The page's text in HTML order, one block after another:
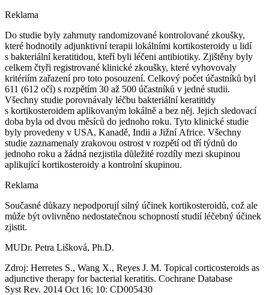
Reklama
Do studie byly zahrnuty randomizované kontrolované zkoušky,
které hodnotily adjunktivní terapii lokálními kortikosteroidy u lidí
s bakteriální keratitidou, kteří byli léčeni antibiotiky. Zjištěny byly
celkem čtyři registrované klinické zkoušky, které vyhovovaly
kritériím zařazení pro toto posouzení. Celkový počet účastníků byl
611 (612 očí) s rozpětím 30 až 500 účastníků v jedné studii.
Všechny studie porovnávaly léčbu bakteriální keratitidy
s kortikosteroidem aplikovaným lokálně a bez něj. Jejich sledovací
doba byla od dvou měsíců do jednoho roku. Tyto klinické studie
byly provedeny v USA, Kanadě, Indii a Jižní Africe. Všechny
studie zaznamenaly zrakovou ostrost v rozpětí od tří týdnů do
jednoho roku a žádná nezjistila důležité rozdíly mezi skupinou
aplikující kortikosteroidy a kontrolní skupinou.
Reklama
Současné důkazy nepodporují silný účinek kortikosteroidů, což ale
může být ovlivněno nedostatečnou schopností studií léčebný účinek
zjistit.
MUDr. Petra Lišková, Ph.D.
Zdroj: Herretes S., Wang X., Reyes J. M. Topical corticosteroids as
adjunctive therapy for bacterial keratitis. Cochrane Database
Syst Rev. 2014 Oct 16; 10: CD005430